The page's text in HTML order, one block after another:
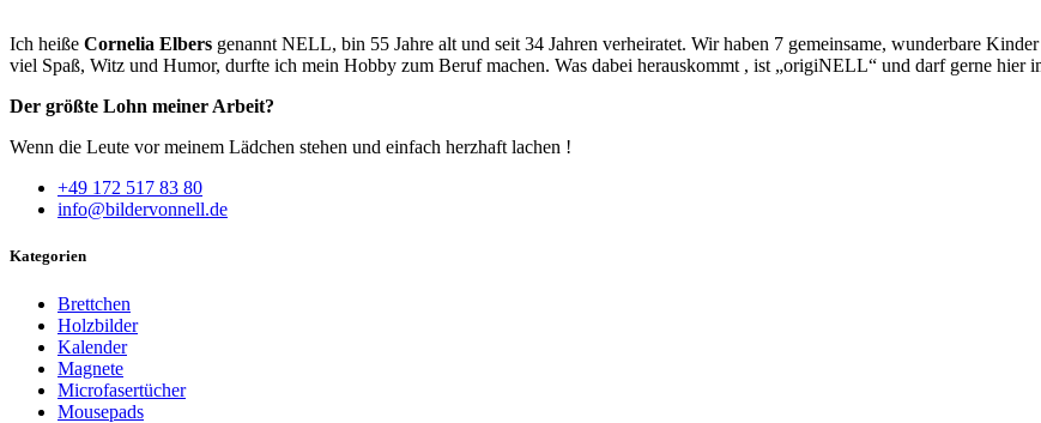
Ich heiße Cornelia Elbers genannt NELL, bin 55 Jahre alt und seit 34 Jahren verheiratet. Wir haben 7 gemeinsame, wunderbare
viel Spaß, Witz und Humor, durfte ich mein Hobby zum Beruf machen. Was dabei herauskommt , ist „origiNELL“ und darf gerne hier
Der größte Lohn meiner Arbeit?
Wenn die Leute vor meinem Lädchen stehen und einfach herzhaft lachen !
+49 172 517 83 80
info@bildervonnell.de
Kategorien
Brettchen
Holzbilder
Kalender
Magnete
Microfasertücher
Mousepads